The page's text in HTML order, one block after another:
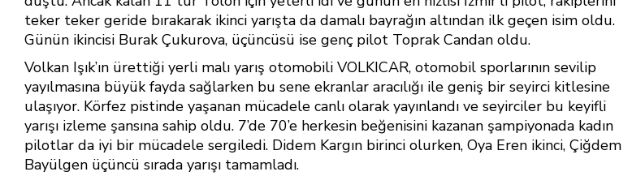
teker teker geride bırakarak ikinci yarışta da damalı bayrağın altından ilk geçen isim oldu.
Günün ikincisi Burak Çukurova, üçüncüsü ise genç pilot Toprak Candan oldu.
Volkan Işık’ın ürettiği yerli malı yarış otomobili VOLKICAR, otomobil sporlarının sevilip
yayılmasına büyük fayda sağlarken bu sene ekranlar aracılığı ile geniş bir seyirci kitlesine
ulaşıyor. Körfez pistinde yaşanan mücadele canlı olarak yayınlandı ve seyirciler bu keyifli
yarışı izleme şansına sahip oldu. 7’de 70’e herkesin beğenisini kazanan şampiyonada kadın
pilotlar da iyi bir mücadele sergiledi. Didem Kargın birinci olurken, Oya Eren ikinci, Çiğdem
Bayülgen üçüncü sırada yarışı tamamladı.